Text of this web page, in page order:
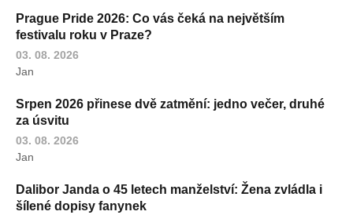
Prague Pride 2026: Co vás čeká na největším
festivalu roku v Praze?
03. 08. 2026
Jan
Srpen 2026 přinese dvě zatmění: jedno večer, druhé
za úsvitu
03. 08. 2026
Jan
Dalibor Janda o 45 letech manželství: Žena zvládla i
šílené dopisy fanynek